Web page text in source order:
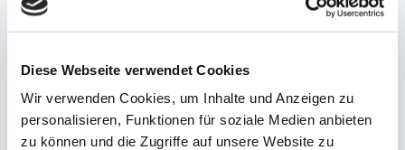
Diese Webseite verwendet Cookies
Wir verwenden Cookies, um Inhalte und Anzeigen zu
personalisieren, Funktionen für soziale Medien anbieten
zu können und die Zugriffe auf unsere Website zu
Dein Dojang für erstklassiges Taekwondo-
Training in Regensburg.
✆0941 46627347